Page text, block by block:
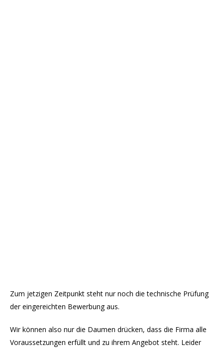
Zum jetzigen Zeitpunkt steht nur noch die technische Prüfung
der eingereichten Bewerbung aus.
Wir können also nur die Daumen drücken, dass die Firma alle
Voraussetzungen erfüllt und zu ihrem Angebot steht. Leider